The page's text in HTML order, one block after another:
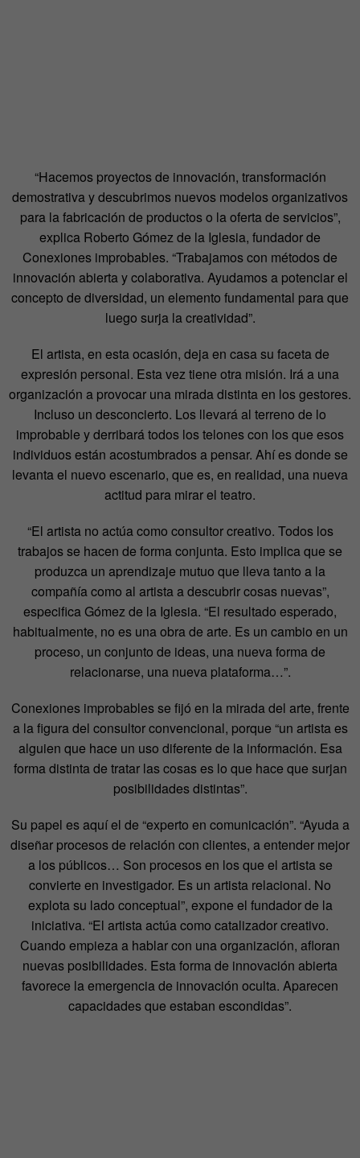
“Hacemos proyectos de innovación, transformación
demostrativa y descubrimos nuevos modelos organizativos
para la fabricación de productos o la oferta de servicios”,
explica Roberto Gómez de la Iglesia, fundador de
Conexiones improbables. “Trabajamos con métodos de
innovación abierta y colaborativa. Ayudamos a potenciar el
concepto de diversidad, un elemento fundamental para que
luego surja la creatividad”.
El artista, en esta ocasión, deja en casa su faceta de
expresión personal. Esta vez tiene otra misión. Irá a una
organización a provocar una mirada distinta en los gestores.
Incluso un desconcierto. Los llevará al terreno de lo
improbable y derribará todos los telones con los que esos
individuos están acostumbrados a pensar. Ahí es donde se
levanta el nuevo escenario, que es, en realidad, una nueva
actitud para mirar el teatro.
“El artista no actúa como consultor creativo. Todos los
trabajos se hacen de forma conjunta. Esto implica que se
produzca un aprendizaje mutuo que lleva tanto a la
compañía como al artista a descubrir cosas nuevas”,
especifica Gómez de la Iglesia. “El resultado esperado,
habitualmente, no es una obra de arte. Es un cambio en un
proceso, un conjunto de ideas, una nueva forma de
relacionarse, una nueva plataforma…”.
Conexiones improbables se fijó en la mirada del arte, frente
a la figura del consultor convencional, porque “un artista es
alguien que hace un uso diferente de la información. Esa
forma distinta de tratar las cosas es lo que hace que surjan
posibilidades distintas”.
Su papel es aquí el de “experto en comunicación”. “Ayuda a
diseñar procesos de relación con clientes, a entender mejor
a los públicos… Son procesos en los que el artista se
convierte en investigador. Es un artista relacional. No
explota su lado conceptual”, expone el fundador de la
iniciativa. “El artista actúa como catalizador creativo.
Cuando empieza a hablar con una organización, afloran
nuevas posibilidades. Esta forma de innovación abierta
favorece la emergencia de innovación oculta. Aparecen
capacidades que estaban escondidas”.